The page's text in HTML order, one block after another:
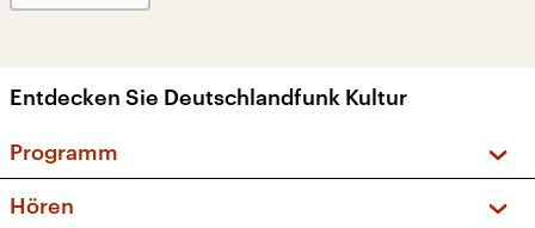
Entdecken Sie Deutschlandfunk Kultur
Programm
Hören